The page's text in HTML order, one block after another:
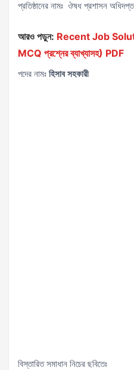
প্রতিষ্ঠানের নামঃ ঔষধ প্রশাসন
আরও পড়ুন: Recent Job
MCQ প্রশ্নের ব্যাখ্যাসহ) PDF
পদের নামঃ হিসাব সহকারী
বিস্তারিত সমাধান নিচের ছবিতেঃ